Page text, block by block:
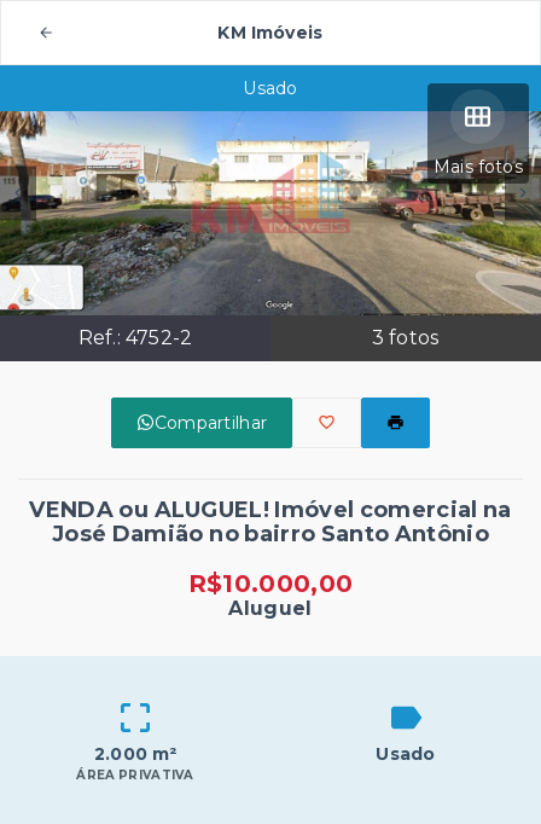
KM Imóveis
Mais fotos
Ref.: 4752-2 3 fotos
Usado
Compartilhar
VENDA ou ALUGUEL! Imóvel comercial na
José Damião no bairro Santo Antônio
R$10.000,00
Aluguel
2.000 m²
ÁREA PRIVATIVA
Usado